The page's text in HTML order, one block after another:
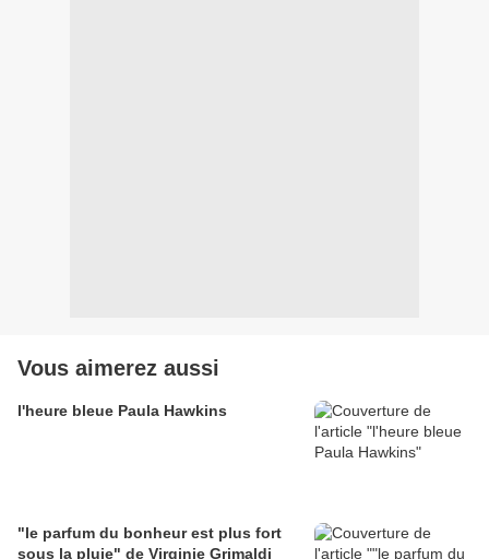
Vous aimerez aussi
l'heure bleue Paula Hawkins
"le parfum du bonheur est plus fort
sous la pluie" de Virginie Grimaldi